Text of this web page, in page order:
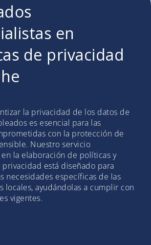
en
de privacidad
la privacidad de los datos de
es esencial para las
con la protección de
Nuestro servicio
la elaboración de políticas y
está diseñado para
necesidades específicas de las
locales, ayudándolas a cumplir con
vigentes.